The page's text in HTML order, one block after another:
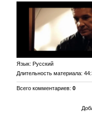
Язык: Русский
Длительность материала:
Всего комментариев: 0